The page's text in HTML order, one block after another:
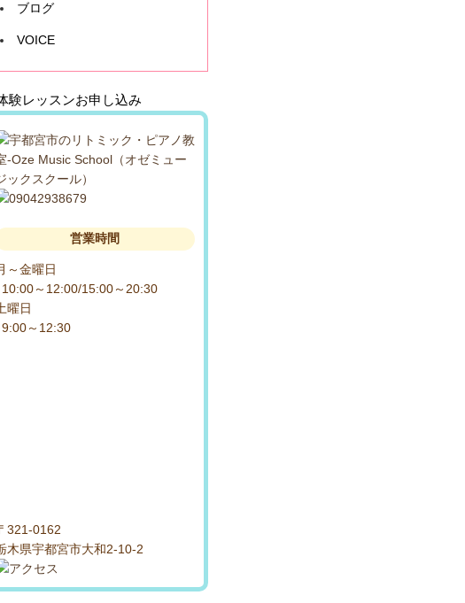
ブログ
VOICE
営業時間
～金曜日
10:00～12:00/15:00～20:30
曜日
9:00～12:30
321-0162
木県宇都宮市大和2-10-2